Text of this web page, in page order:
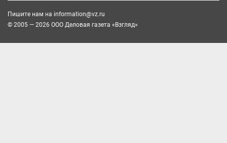
Пишите нам на information@vz.ru
© 2005 — 2026 ООО Деловая газета «Взгляд»